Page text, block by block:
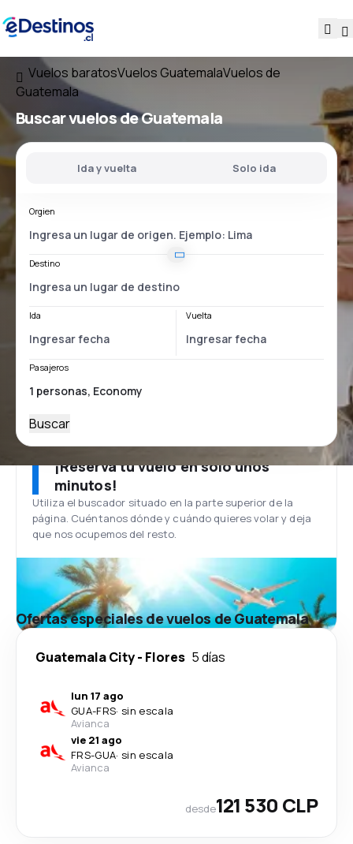
Vuelos baratosVuelos GuatemalaVuelos de
Guatemala
Buscar vuelosde Guatemala
Ida y vuelta Solo ida
Orgien
Destino
Ida Vuelta
Pasajeros
Buscar
¡Reserva tu vuelo en solo unos
minutos!
Utiliza el buscador situado en la parte superior de la
página. Cuéntanos dónde y cuándo quieres volar y deja
que nos ocupemos del resto.
Ofertas especiales de vuelos de Guatemala
Guatemala City- Flores 5 días
lun 17 ago
GUA-FRS· sin escala
Avianca
vie 21 ago
FRS-GUA· sin escala
Avianca
desde121 530 CLP